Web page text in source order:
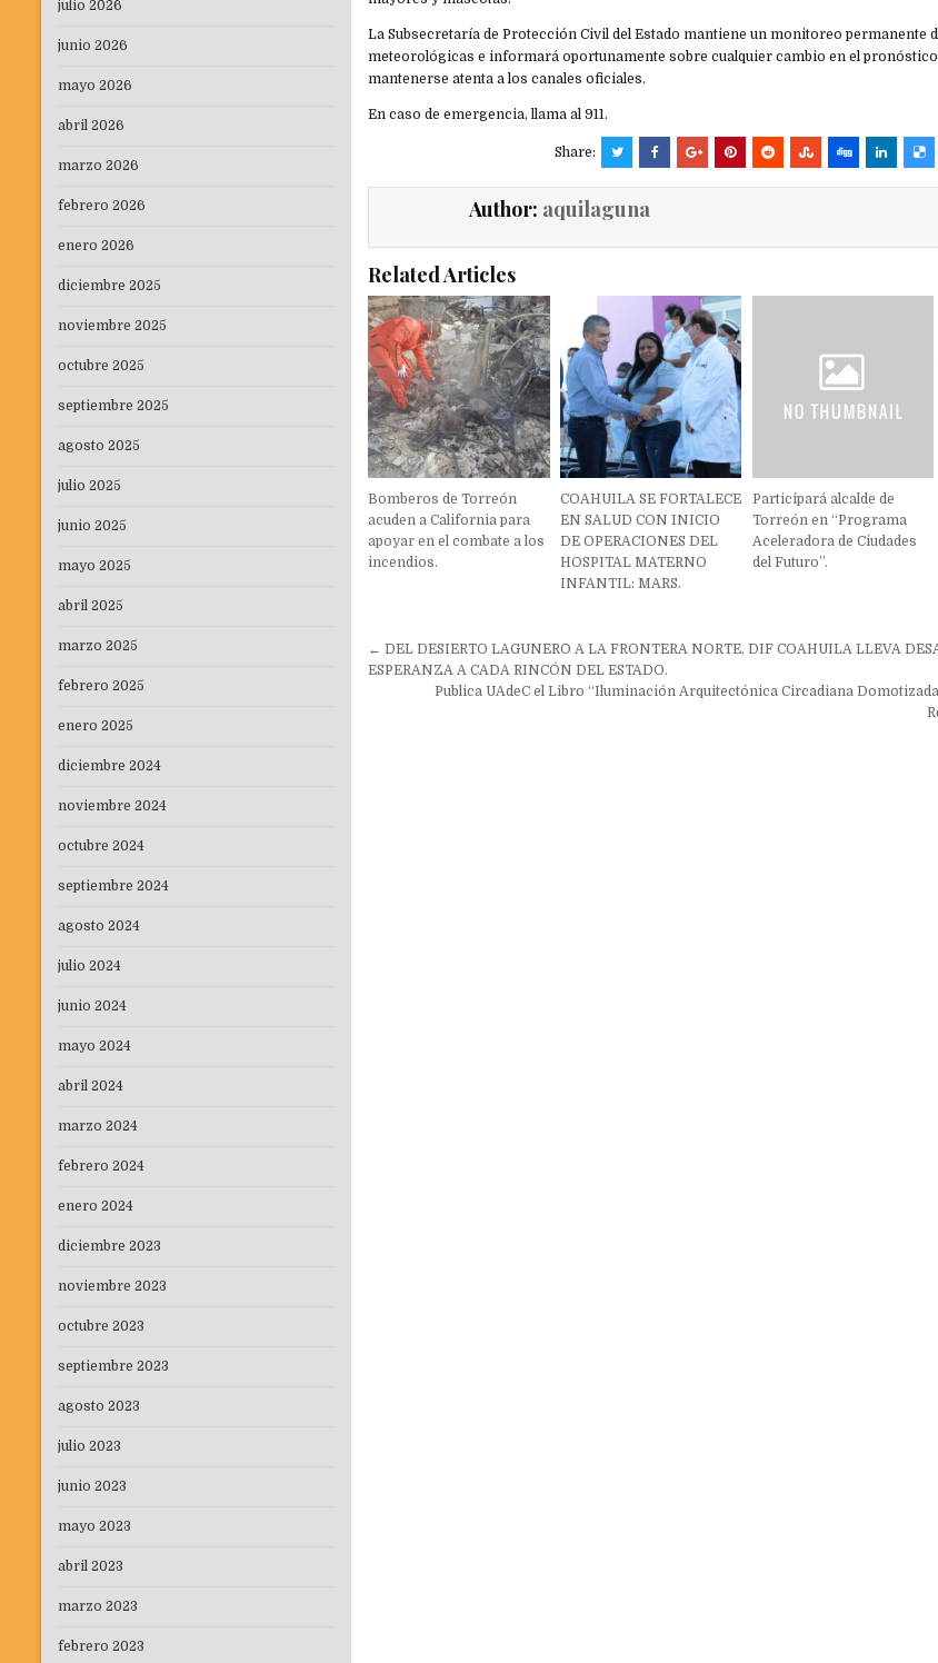
La Subsecretaría de Protección Civil del Estado mantiene un monitoreo permanente
meteorológicas e informará oportunamente sobre cualquier cambio en el
mantenerse atenta a los canales oficiales.
En caso de emergencia, llama al 911.
Share:
Author: aquilaguna
Related Articles
Bomberos de Torreón
acuden a California para
apoyar en el combate a los
incendios.
COAHUILA SE FORTALECE
EN SALUD CON INICIO
DE OPERACIONES DEL
HOSPITAL MATERNO
INFANTIL: MARS.
Participará alcalde de
Torreón en “Programa
Aceleradora de Ciudades
del Futuro”.
Navegación
de
entradas
← DEL DESIERTO LAGUNERO A LA FRONTERA NORTE, DIF COAHUILA LLEVA
ESPERANZA A CADA RINCÓN DEL ESTADO.
Publica UAdeC el Libro “Iluminación Arquitectónica Circadiana
julio 2026
junio 2026
mayo 2026
abril 2026
marzo 2026
febrero 2026
enero 2026
diciembre 2025
noviembre 2025
octubre 2025
septiembre 2025
agosto 2025
julio 2025
junio 2025
mayo 2025
abril 2025
marzo 2025
febrero 2025
enero 2025
diciembre 2024
noviembre 2024
octubre 2024
septiembre 2024
agosto 2024
julio 2024
junio 2024
mayo 2024
abril 2024
marzo 2024
febrero 2024
enero 2024
diciembre 2023
noviembre 2023
octubre 2023
septiembre 2023
agosto 2023
julio 2023
junio 2023
mayo 2023
abril 2023
marzo 2023
febrero 2023